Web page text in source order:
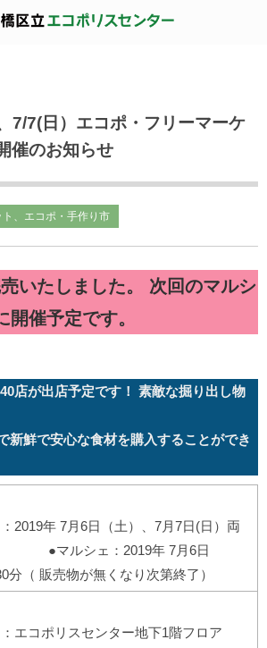
7/7(日）エコポ・フリーマーケ
催のお知らせ
、エコポ・手作り市
いたしました。
次回のマルシ
開催予定です。
店が出店予定です！ 素敵な掘り出し物
新鮮で安心な食材を購入することができ
2019年 7月6日（土）、7月7日(日）両
マルシェ：2019年 7月6日
分（ 販売物が無くなり次第終了）
エコポリスセンター地下1階フロア